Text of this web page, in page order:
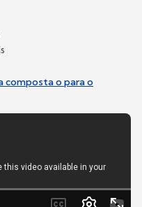
composta o para o